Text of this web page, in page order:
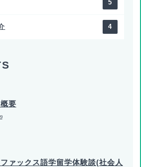
5
4
要
ァックス語学留学体験談(社会人